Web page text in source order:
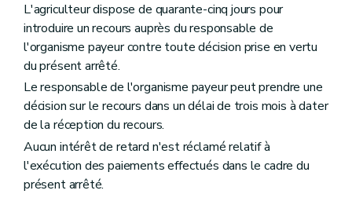
L'agriculteur dispose de quarante-cinq jours pour
introduire un recours auprès du responsable de
l'organisme payeur contre toute décision prise en vertu
du présent arrêté.
Le responsable de l'organisme payeur peut prendre une
décision sur le recours dans un délai de trois mois à dater
de la réception du recours.
Aucun intérêt de retard n'est réclamé relatif à
l'exécution des paiements effectués dans le cadre du
présent arrêté.